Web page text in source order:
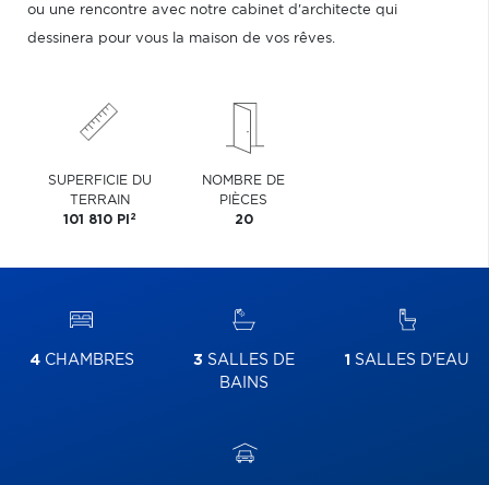
ou une rencontre avec notre cabinet d'architecte qui
dessinera pour vous la maison de vos rêves.
SUPERFICIE DU
TERRAIN
101 810 PI 2
NOMBRE DE
PIÈCES
20
4CHAMBRES 3 SALLES DE
BAINS
1 SALLES D'EAU